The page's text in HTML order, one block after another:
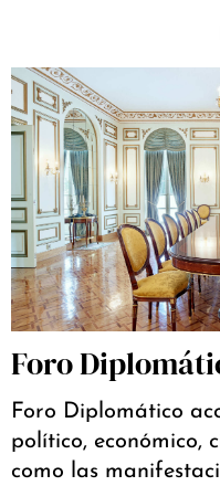
Foro
Foro Diplomático
político, económico,
como las